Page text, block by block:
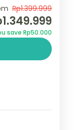
!!
Batu
Rp1.399.999
save Rp50.000